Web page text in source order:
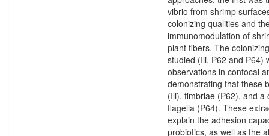
vibrio from shrimp
colonizing qualities and
immunomodulation of
plant fibers. The
studied (Ili, P62 and P64)
observations in confocal
demonstrating that these
(Ili), fimbriae (P62), and
flagella (P64). These
explain the adhesion
probiotics, as well as the